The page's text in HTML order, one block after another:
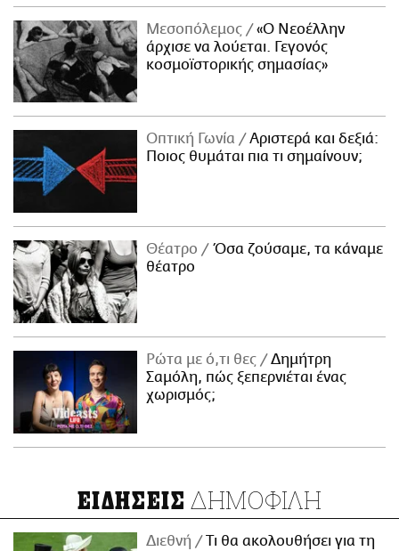
Μεσοπόλεμος
«Ο Νεοέλλην
άρχισε να λούεται. Γεγονός
κοσμοϊστορικής σημασίας»
Οπτική Γωνία
Αριστερά και δεξιά:
Ποιος θυμάται πια τι σημαίνουν;
Θέατρο
Όσα ζούσαμε, τα κάναμε
θέατρο
Ρώτα με ό,τι θες
Δημήτρη
Σαμόλη, πώς ξεπερνιέται ένας
χωρισμός;
ΕΙΔΗΣΕΙΣ ΔΗΜΟΦΙΛΗ
Διεθνή Τι θα ακολουθήσει για τη